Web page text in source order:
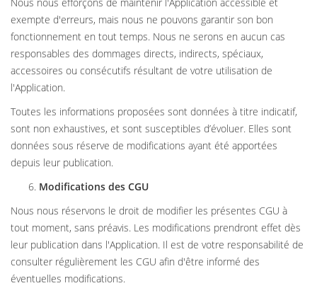
exempte d'erreurs, mais nous ne pouvons garantir son bon
fonctionnement en tout temps. Nous ne serons en aucun cas
responsables des dommages directs, indirects, spéciaux,
accessoires ou consécutifs résultant de votre utilisation de
l'Application.
Toutes les informations proposées sont données à titre indicatif,
sont non exhaustives, et sont susceptibles d’évoluer. Elles sont
données sous réserve de modifications ayant été apportées
depuis leur publication.
Modifications des CGU
Nous nous réservons le droit de modifier les présentes CGU à
tout moment, sans préavis. Les modifications prendront effet dès
leur publication dans l'Application. Il est de votre responsabilité de
consulter régulièrement les CGU afin d'être informé des
éventuelles modifications.